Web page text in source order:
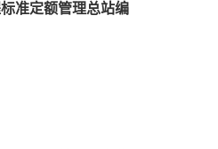
准定额管理总站编